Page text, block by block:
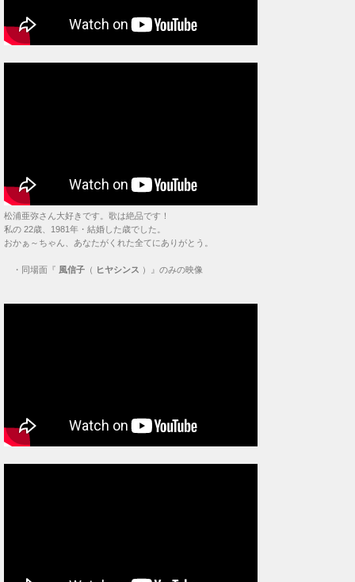
松浦亜弥さん大好きです。歌は絶品です！
私の 22歳、1981年・結婚した歳でした。
おかぁ～ちゃん、あなたがくれた全てにありがとう。
・ 同場面『 風信子 （ ヒヤシンス ）』のみの映像